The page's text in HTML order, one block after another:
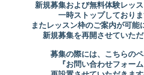
新規募集および無料体験レッ
一時ストップしておりま
またレッスン枠のご案内が可能
新規募集を再開させていただ
募集の際には、こちらの
『お問い合わせフォー